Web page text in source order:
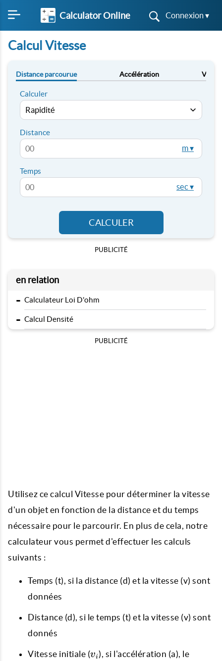
Calculator Online Connexion ▾
Calcul Vitesse
Distance parcourue Accélération
Calculer
Distance
m ▾
Temps
sec ▾
CALCULER
PUBLICITÉ
en relation
- Calculateur Loi D'ohm
- Calcul Densité
PUBLICITÉ
Utilisez ce calcul Vitesse pour déterminer la vitesse
d'un objet en fonction de la distance et du temps
nécessaire pour le parcourir. En plus de cela, notre
calculateur vous permet d'effectuer les calculs
suivants :
Temps (t), si la distance (d) et la vitesse (v) sont
données
Distance (d), si le temps (t) et la vitesse (v) sont
donnés
Vitesse initiale (v_{i}
vi), si l'accélération (a), le